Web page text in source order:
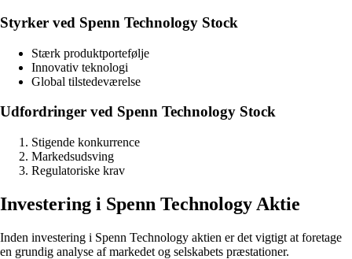
Styrker ved Spenn Technology Stock
Stærk produktportefølje
Innovativ teknologi
Global tilstedeværelse
Udfordringer ved Spenn Technology Stock
Stigende konkurrence
Markedsudsving
Regulatoriske krav
Investering i Spenn Technology Aktie
Inden investering i Spenn Technology aktien er det vigtigt at foretage
en grundig analyse af markedet og selskabets præstationer.